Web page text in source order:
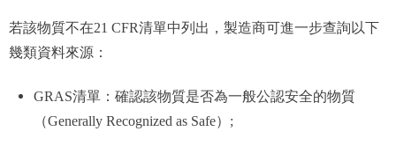
若該物質不在21 CFR清單中列出，製造商可進一步查詢以下
幾類資料來源：
GRAS清單：確認該物質是否為一般公認安全的物質
（Generally Recognized as Safe）;